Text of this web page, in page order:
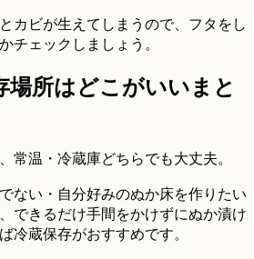
カビが生えてしまうので、フタをし
チェックしましょう。
場所はどこがいいまと
常温・冷蔵庫どちらでも大丈夫。
ない・自分好みのぬか床を作りたい
できるだけ手間をかけずにぬか漬け
冷蔵保存がおすすめです。